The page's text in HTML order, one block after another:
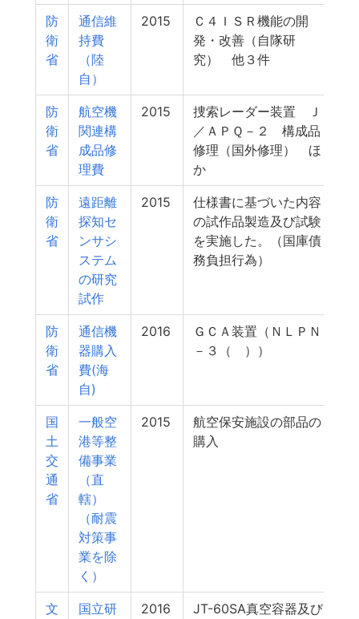
防
衛
省
通信維
持費
（陸
自）
2015
Ｃ４ＩＳＲ機能の開
発・改善（自隊研
究） 他３件
防
衛
省
航空機
関連構
成品修
理費
2015
捜索レーダー装置 Ｊ
／ＡＰＱ－２ 構成品
修理（国外修理） ほ
か
防
衛
省
遠距離
探知セ
ンサシ
ステム
の研究
試作
2015
仕様書に基づいた内容
の試作品製造及び試験
を実施した。（国庫債
務負担行為）
防
衛
省
通信機
器購入
費(海
自)
2016
ＧＣＡ装置（ＮＬＰＮ
－３（ ））
国
土
交
通
省
一般空
港等整
備事業
（直
轄）
（耐震
対策事
業を除
く）
2015
航空保安施設の部品の
購入
文
国立研
2016
JT-60SA真空容器及び